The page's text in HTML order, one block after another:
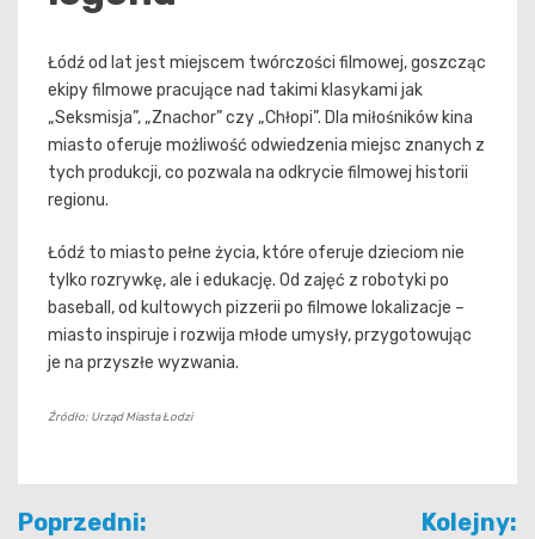
Łódź od lat jest miejscem twórczości filmowej, goszcząc
ekipy filmowe pracujące nad takimi klasykami jak
„Seksmisja”, „Znachor” czy „Chłopi”. Dla miłośników kina
miasto oferuje możliwość odwiedzenia miejsc znanych z
tych produkcji, co pozwala na odkrycie filmowej historii
regionu.
Łódź to miasto pełne życia, które oferuje dzieciom nie
tylko rozrywkę, ale i edukację. Od zajęć z robotyki po
baseball, od kultowych pizzerii po filmowe lokalizacje –
miasto inspiruje i rozwija młode umysły, przygotowując
je na przyszłe wyzwania.
Źródło: Urząd Miasta Łodzi
Nawigacja
Poprzedni: Kolejny: